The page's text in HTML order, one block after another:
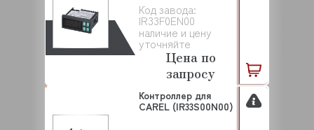
Код завода:
IR33F0EN00
наличие и цену
уточняйте
Цена по
запросу
Контроллер для
CAREL (IR33S00N00)